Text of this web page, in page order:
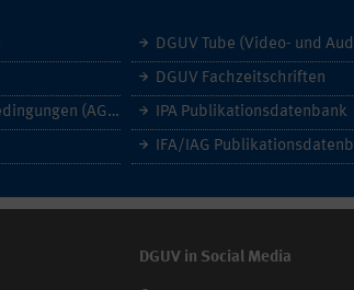
Allgemeine Geschäftsbedingungen (AGB)
DGUV Tube (Video- und
DGUV Fachzeitschriften
IPA Publikationsdatenbank
IFA/IAG
DGUV in Social Media